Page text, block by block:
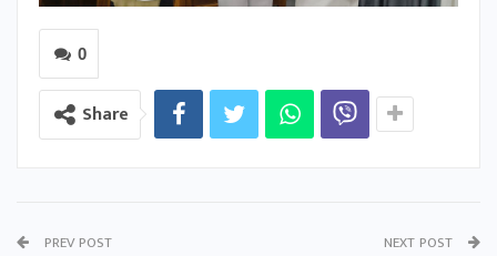
0
Share
PREV POST NEXT POST